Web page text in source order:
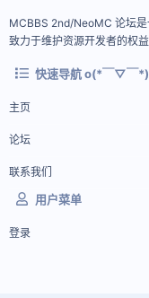
MCBBS 2nd/NeoMC 论坛
致力于维护资源开发者的权益
快速导航 o(*￣▽￣
主页
论坛
联系我们
用户菜单
登录